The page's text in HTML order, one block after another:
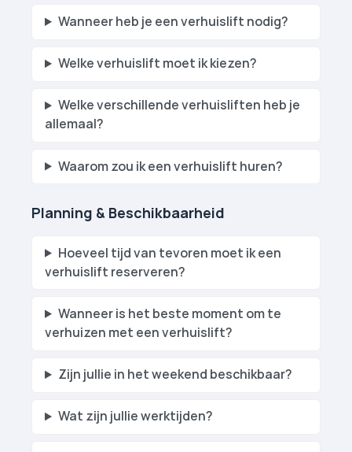
Wanneer heb je een verhuislift nodig?
Welke verhuislift moet ik kiezen?
Welke verschillende verhuislift­en heb je
allemaal?
Waarom zou ik een verhuislift huren?
Planning & Beschikbaarheid
Hoeveel tijd van tevoren moet ik een
verhuislift reserveren?
Wanneer is het beste moment om te
verhuizen met een verhuislift?
Zijn jullie in het weekend beschikbaar?
Wat zijn jullie werktijden?